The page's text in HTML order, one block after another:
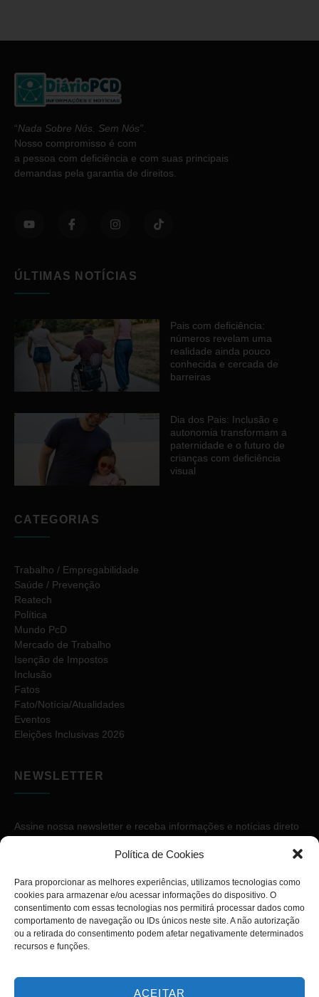
Política de Cookies
Para proporcionar as melhores experiências, utilizamos tecnologias como
cookies para armazenar e/ou acessar informações do dispositivo. O
consentimento com essas tecnologias nos permitirá processar dados como
comportamento de navegação ou IDs únicos neste site. A não autorização
ou a retirada do consentimento podem afetar negativamente determinados
recursos e funções.
ACEITAR
“Nada Sobre Nós. Sem Nós”
Nosso compromisso é com
a pessoa com deficiência e com suas principais
demandas pela garantia de direitos.
ÚLTIMAS NOTÍCIAS
Pais com deficiência:
números revelam uma
realidade ainda pouco
conhecida e cercada de
barreiras
Dia dos Pais: Inclusão e
autonomia transformam a
paternidade e o futuro de
crianças com deficiência
visual
CATEGORIAS
Trabalho / Empregabilidade
Saúde / Prevenção
Reatech
Política
Mundo PcD
Mercado de Trabalho
Isenção de Impostos
Inclusão
Fatos
Fato/Notícia/Atualidades
Eventos
Eleições Inclusivas 2026
NEWSLETTER
Assine nossa newsletter e receba informações e notícias direto